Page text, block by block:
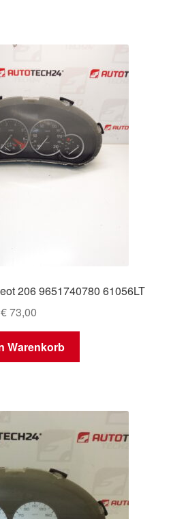
206 9651740780 61056LT
€73,00
Warenkorb